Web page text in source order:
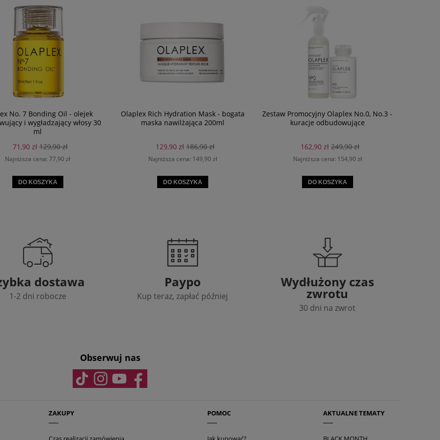
No. 7 Bonding Oil - olejek
i wygładzający włosy 30
ml
71,90 zł 129,90 zł
Najniższa cena: 77,90 zł
DO KOSZYKA
Olaplex Rich Hydration Mask - bogata
maska nawilżająca 200ml
129,90 zł 186,90 zł
Najniższa cena: 149,90 zł
DO KOSZYKA
Zestaw Promocyjny Olaplex No.0, No.3 -
kuracje odbudowujące
162,90 zł 249,90 zł
Najniższa cena: 154,90 zł
DO KOSZYKA
dostawa
1-2 dni robocze
Paypo
Kup teraz, zapłać później
Wydłużony czas
zwrotu
30 dni na zwrot
Obserwuj nas
ZAKUPY POMOC AKTUALNE TEMATY